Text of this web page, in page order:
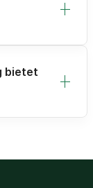
bietet